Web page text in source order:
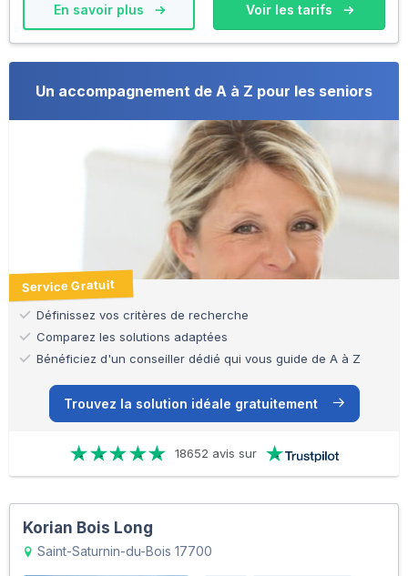
En savoir plus Voir les tarifs
Un accompagnement de A à Z pour les seniors
Service Gratuit
Définissez vos critères de recherche
Comparez les solutions adaptées
Bénéficiez d'un conseiller dédié qui vous guide de A à Z
Trouvez la solution idéale gratuitement
18652 avis sur
Korian Bois Long
Saint-Saturnin-du-Bois 17700